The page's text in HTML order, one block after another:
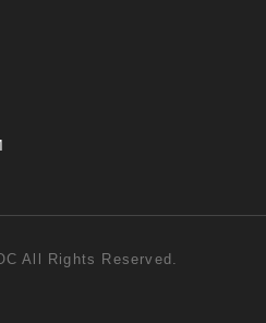
All Rights Reserved.